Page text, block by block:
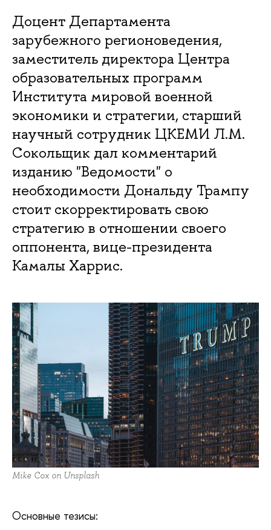
Доцент Департамента
зарубежного регионоведения,
заместитель директора Центра
образовательных программ
Института мировой военной
экономики и стратегии, старший
научный сотрудник ЦКЕМИ Л.М.
Сокольщик дал комментарий
изданию "Ведомости" о
необходимости Дональду Трампу
стоит скорректировать свою
стратегию в отношении своего
оппонента, вице-президента
Камалы Харрис.
Mike Cox on Unsplash
Основные тезисы: